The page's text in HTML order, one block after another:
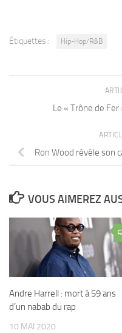
Étiquettes : Hip-Hop/R&B
Le « Trône de Fer
Ron Wood révèle son
VOUS AIMEREZ
Andre Harrell : mort à 59 ans
d’un nabab du rap
10 MAI 2020